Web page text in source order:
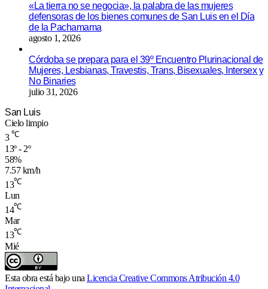
«La tierra no se negocia», la palabra de las mujeres
defensoras de los bienes comunes de San Luis en el Día
de la Pachamama
agosto 1, 2026
Córdoba se prepara para el 39º Encuentro Plurinacional de
Mujeres, Lesbianas, Travestis, Trans, Bisexuales, Intersex y
No Binaries
julio 31, 2026
San Luis
Cielo limpio
3 ℃
13º - 2º
58%
7.57 km/h
13℃
Lun
14℃
Mar
13℃
Mié
Esta obra está bajo una Licencia Creative Commons Atribución 4.0